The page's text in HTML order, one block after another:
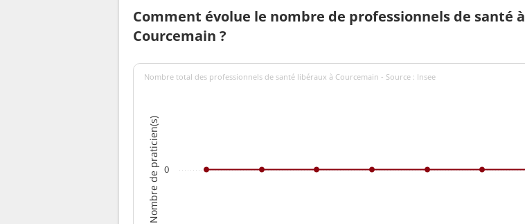
Comment évolue le nombre de professionnels de santé à
Courcemain ?
Nombre de praticien(s)
Nombre total des professionnels de santé libéraux à Courcemain - Source : Insee
0